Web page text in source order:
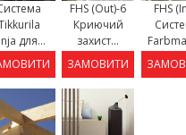
для...
FHS (Out)-6
Криючий
захист...
ЗАМОВИТИ
FHS